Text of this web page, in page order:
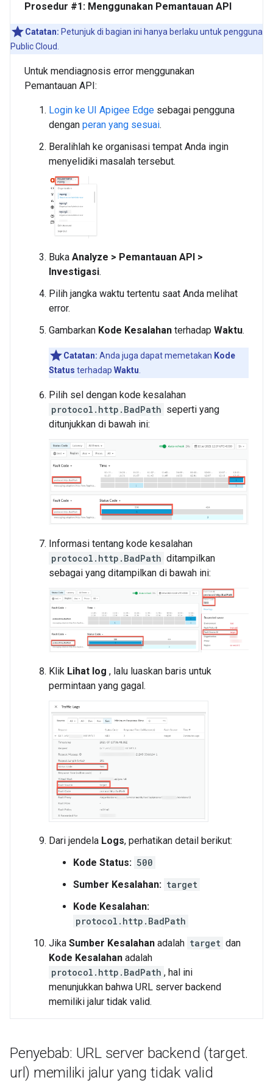
Prosedur #1: Menggunakan Pemantauan API
Catatan: Petunjuk di bagian ini hanya berlaku untuk pengguna
Public Cloud.
Untuk mendiagnosis error menggunakan
Pemantauan API:
Login ke UI Apigee Edge sebagai pengguna
dengan peran yang sesuai.
Beralihlah ke organisasi tempat Anda ingin
menyelidiki masalah tersebut.
Buka Analyze > Pemantauan API >
Investigasi.
Pilih jangka waktu tertentu saat Anda melihat
error.
Gambarkan Kode Kesalahan terhadap Waktu.
Catatan: Anda juga dapat memetakan Kode
Status terhadap Waktu.
Pilih sel dengan kode kesalahan
protocol.http.BadPath seperti yang
ditunjukkan di bawah ini:
Informasi tentang kode kesalahan
protocol.http.BadPath ditampilkan
sebagai yang ditampilkan di bawah ini:
Klik Lihat log , lalu luaskan baris untuk
permintaan yang gagal.
Dari jendela Logs, perhatikan detail berikut:
Kode Status: 500
Sumber Kesalahan: target
Kode Kesalahan:
protocol.http.BadPath
Jika Sumber Kesalahan adalah target dan
Kode Kesalahan adalah
protocol.http.BadPath , hal ini
menunjukkan bahwa URL server backend
memiliki jalur tidak valid.
Penyebab: URL server backend (target.
url) memiliki jalur yang tidak valid